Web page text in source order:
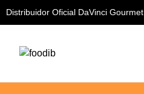
Distribuidor Oficial DaVinci Gourmet